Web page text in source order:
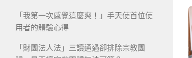
「我第一次感覺這麼爽！」手天使首位使
用者的體驗心得
「財團法人法」三讀通過卻排除宗教團